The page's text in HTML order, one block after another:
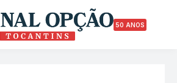
50 ANOS